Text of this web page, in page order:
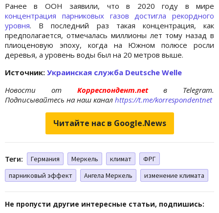
Ранее в ООН заявили, что в 2020 году в мире
концентрация парниковых газов достигла рекордного
уровня. В последний раз такая концентрация, как
предполагается, отмечалась миллионы лет тому назад в
плиоценовую эпоху, когда на Южном полюсе росли
деревья, а уровень воды был на 20 метров выше.
Источник: Украинская служба Deutsche Welle
Новости отКорреспондент.netв Telegram.
Подписывайтесь на наш канал https://t.me/korrespondentnet
Читайте нас в Google.News
Теги: Германия Меркель климат
ФРГ
парниковый эффект
Ангела Меркель изменение климата
Не пропусти другие интересные статьи, подпишись: